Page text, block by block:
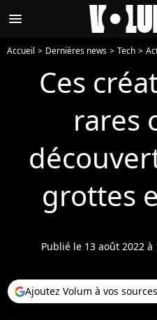
menu
Accueil Dernières news Tech
Ces
rares
grottes
Publié le 13 août 2022 à
Ajoutez Volum à vos